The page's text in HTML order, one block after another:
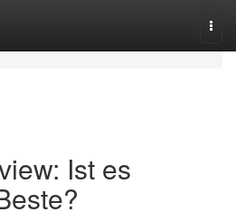
Ist es